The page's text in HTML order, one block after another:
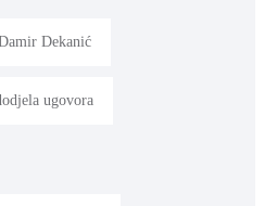
Dekanić
ugovora